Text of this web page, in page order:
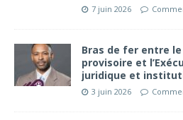
7 juin 2026
Bras de fer entre
provisoire et
juridique et
3 juin 2026